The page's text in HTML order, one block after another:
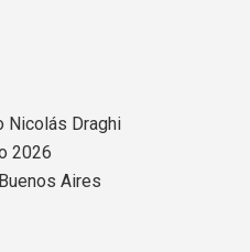
Nicolás Draghi
2026
Aires